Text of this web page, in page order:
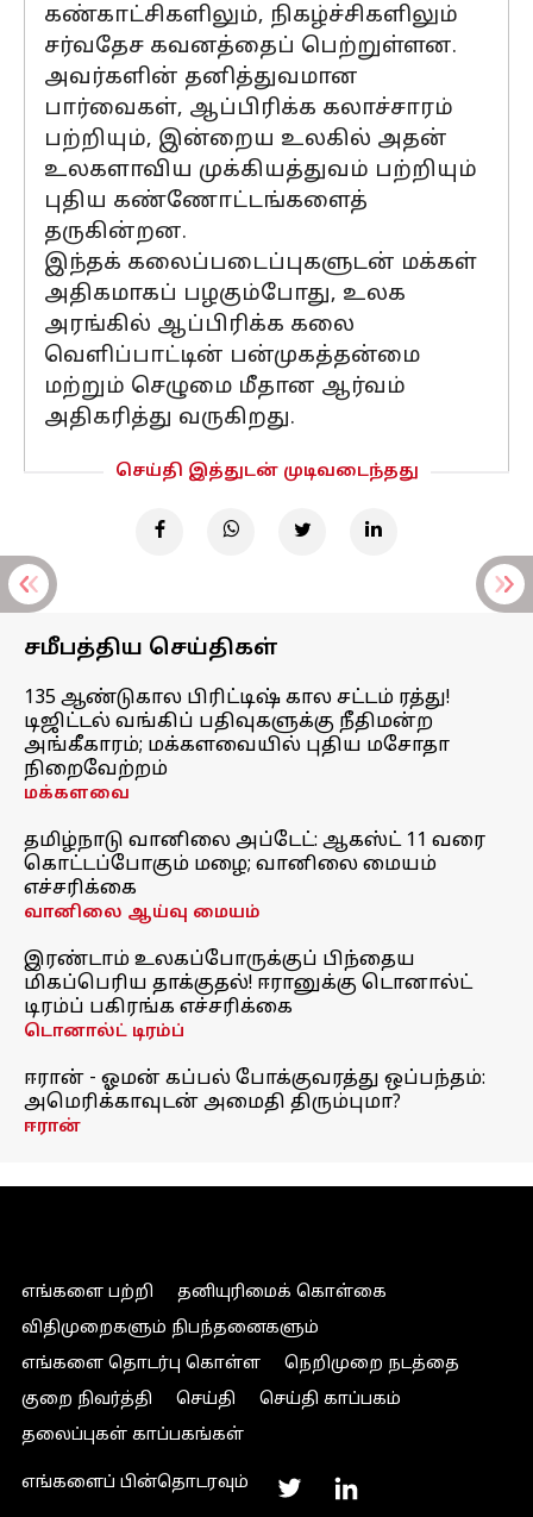
கண்காட்சிகளிலும், நிகழ்ச்சிகளிலும்
சர்வதேச கவனத்தைப் பெற்றுள்ளன.
அவர்களின் தனித்துவமான
பார்வைகள், ஆப்பிரிக்க கலாச்சாரம்
பற்றியும், இன்றைய உலகில் அதன்
உலகளாவிய முக்கியத்துவம் பற்றியும்
புதிய கண்ணோட்டங்களைத்
தருகின்றன.
இந்தக் கலைப்படைப்புகளுடன் மக்கள்
அதிகமாகப் பழகும்போது, உலக
அரங்கில் ஆப்பிரிக்க கலை
வெளிப்பாட்டின் பன்முகத்தன்மை
மற்றும் செழுமை மீதான ஆர்வம்
அதிகரித்து வருகிறது.
செய்தி இத்துடன் முடிவடைந்தது
சமீபத்திய செய்திகள்
135 ஆண்டுகால பிரிட்டிஷ் கால சட்டம் ரத்து!
டிஜிட்டல் வங்கிப் பதிவுகளுக்கு நீதிமன்ற
அங்கீகாரம்; மக்களவையில் புதிய மசோதா
நிறைவேற்றம்
மக்களவை
தமிழ்நாடு வானிலை அப்டேட்: ஆகஸ்ட் 11 வரை
கொட்டப்போகும் மழை; வானிலை மையம்
எச்சரிக்கை
வானிலை ஆய்வு மையம்
இரண்டாம் உலகப்போருக்குப் பிந்தைய
மிகப்பெரிய தாக்குதல்! ஈரானுக்கு டொனால்ட்
டிரம்ப் பகிரங்க எச்சரிக்கை
டொனால்ட் டிரம்ப்
ஈரான் - ஓமன் கப்பல் போக்குவரத்து ஒப்பந்தம்:
அமெரிக்காவுடன் அமைதி திரும்புமா?
ஈரான்
எங்களை பற்றி
தனியுரிமைக் கொள்கை
விதிமுறைகளும் நிபந்தனைகளும்
எங்களை தொடர்பு கொள்ள
நெறிமுறை நடத்தை
குறை நிவர்த்தி
செய்தி
செய்தி காப்பகம்
தலைப்புகள் காப்பகங்கள்
எங்களைப் பின்தொடரவும்